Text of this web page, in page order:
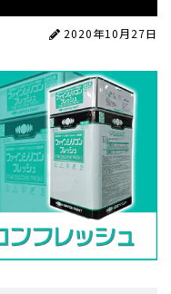
2020年10月27日